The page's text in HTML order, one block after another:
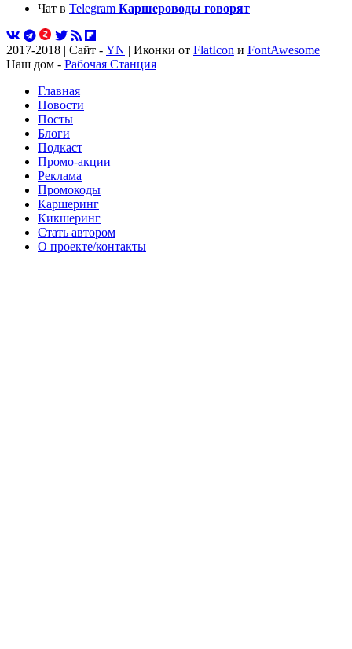
Чат в Telegram Каршероводы говорят
2017-2018 | Сайт - YN | Иконки от FlatIcon и FontAwesome |
Наш дом - Рабочая Станция
Главная
Новости
Посты
Блоги
Подкаст
Промо-акции
Реклама
Промокоды
Каршеринг
Кикшеринг
Стать автором
О проекте/контакты